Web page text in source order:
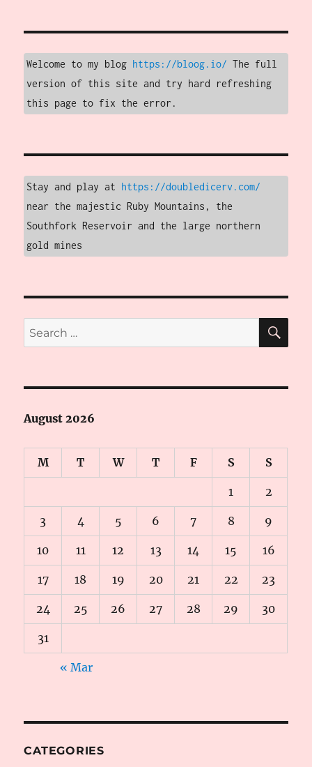
Welcome to my blog https://bloog.io/ The full
version of this site and try hard refreshing
this page to fix the error.
Stay and play at https://doubledicerv.com/
near the majestic Ruby Mountains, the
Southfork Reservoir and the large northern
gold mines
Search
for:
August 2026
M T W T F S S
1 2
3 4 5 6 7 8 9
10 11 12 13 14 15 16
17 18 19 20 21 22 23
24 25 26 27 28 29 30
31
« Mar
CATEGORIES